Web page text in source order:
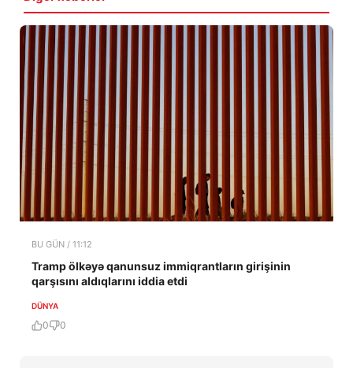
BU GÜN / 11:12
Tramp ölkəyə qanunsuz immiqrantların girişinin
qarşısını aldıqlarını iddia etdi
DÜNYA
0 0